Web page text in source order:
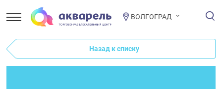
ВОЛГОГРАД
Назад к списку